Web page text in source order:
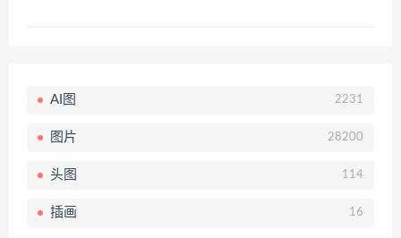
AI图 2231
图片 28200
头图 114
插画 16